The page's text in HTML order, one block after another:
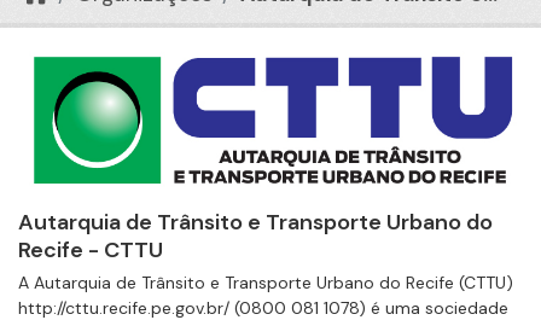
Autarquia de Trânsito e Transporte Urbano do
Recife - CTTU
A Autarquia de Trânsito e Transporte Urbano do Recife (CTTU)
http://cttu.recife.pe.gov.br/ (0800 081 1078) é uma sociedade